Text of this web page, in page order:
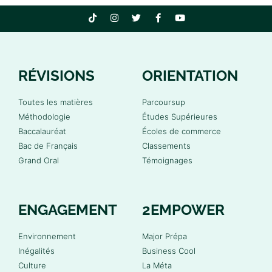
RÉVISIONS
Toutes les matières
Méthodologie
Baccalauréat
Bac de Français
Grand Oral
ORIENTATION
Parcoursup
Études Supérieures
Écoles de commerce
Classements
Témoignages
ENGAGEMENT
Environnement
Inégalités
Culture
2EMPOWER
Major Prépa
Business Cool
La Méta